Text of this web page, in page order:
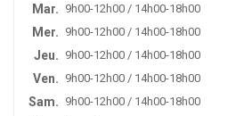
Mar. 9h00-12h00 / 14h00-18h00
Mer. 9h00-12h00 / 14h00-18h00
Jeu. 9h00-12h00 / 14h00-18h00
Ven. 9h00-12h00 / 14h00-18h00
Sam. 9h00-12h00 / 14h00-18h00